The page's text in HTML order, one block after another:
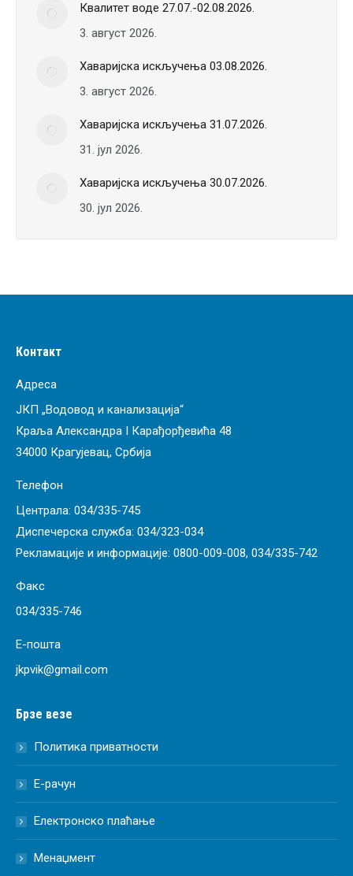
Квалитет воде 27.07.-02.08.2026.
3. август 2026.
Хаваријска искључења 03.08.2026.
3. август 2026.
Хаваријска искључења 31.07.2026.
31. јул 2026.
Хаваријска искључења 30.07.2026.
30. јул 2026.
Контакт
Адреса
ЈКП „Водовод и канализација“
Краља Александра I Карађорђевића 48
34000 Крагујевац, Србија
Телефон
Централа: 034/335-745
Диспечерска служба: 034/323-034
Рекламације и информације: 0800-009-008, 034/335-742
Факс
034/335-746
Е-пошта
jkpvik@gmail.com
Брзе везе
Политика приватности
Е-рачун
Електронско плаћање
Менаџмент